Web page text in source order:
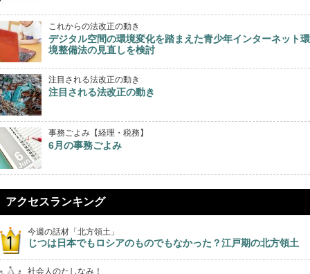
これからの法改正の動き
デジタル空間の環境変化を踏まえた青少年インターネット環
境整備法の見直しを検討
注目される法改正の動き
注目される法改正の動き
事務ごよみ【経理・税務】
6月の事務ごよみ
アクセスランキング
今週の話材「北方領土」
じつは日本でもロシアのものでもなかった？江戸期の北方領土
社会人のたしなみ！